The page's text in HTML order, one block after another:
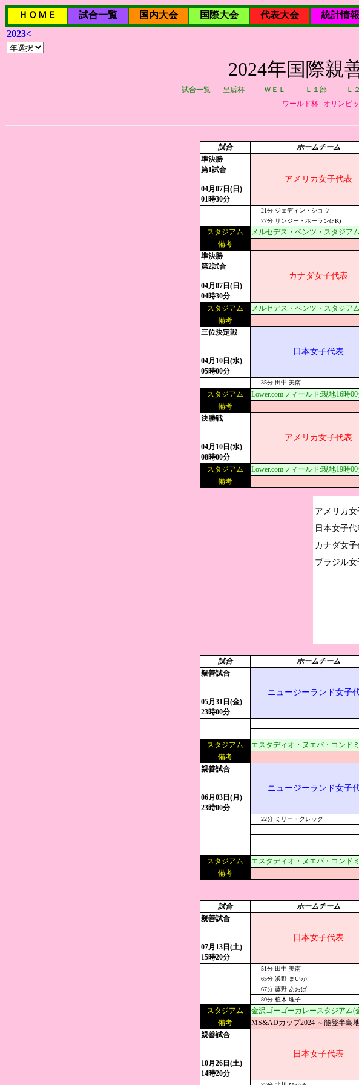
ＨＯＭＥ 試合一覧 国内大会 国際大会 代表大会 統計情報
2023<
2024年国際親
試合一覧 皇后杯 ＷＥＬ Ｌ１部 Ｌ
ワールド杯
オリンピ
試合 ホームチーム
準決勝
第1試合
04月07日(日)
01時30分
アメリカ女子代表
21分 ジェディン・ショウ
77分 リンジー・ホーラン(PK)
スタジアム メルセデス・ベンツ・スタジア
備考
準決勝
第2試合
04月07日(日)
04時30分
カナダ女子代表
スタジアム メルセデス・ベンツ・スタジア
備考
三位決定戦
04月10日(水)
05時00分
日本女子代表
35分 田中 美南
スタジアム Lower.comフィールド:現地16時
備考
決勝戦
04月10日(水)
08時00分
アメリカ女子代表
スタジアム Lower.comフィールド:現地19時
備考
アメリカ
日本女子代
カナダ女
試合 ホームチーム
親善試合
05月31日(金)
23時00分
ニュージーランド女子
スタジアム エスタディオ・ヌエバ・コンド
備考
親善試合
06月03日(月)
23時00分
ニュージーランド女子
22分 ミリー・クレッグ
スタジアム エスタディオ・ヌエバ・コンド
備考
試合 ホームチーム
親善試合
07月13日(土)
15時20分
日本女子代表
51分 田中 美南
65分 浜野 まいか
67分 藤野 あおば
80分 植木 理子
スタジアム 金沢ゴーゴーカレースタジアム(
備考
MS&ADカップ2024 ～能登半島
親善試合
10月26日(土)
14時20分
日本女子代表